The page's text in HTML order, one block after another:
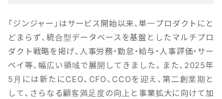
「ジンジャー」はサービス開始以来、単一プロダクトにと
どまらず、統合型データベースを基盤としたマルチプロ
ダクト戦略を掲げ、人事労務・勤怠・給与・人事評価・サー
ベイ等、幅広い領域で展開してきました。また、2025年
5月には新たにCEO、CFO、CCOを迎え、第二創業期と
して、さらなる顧客満足度の向上と事業拡大に向けて加